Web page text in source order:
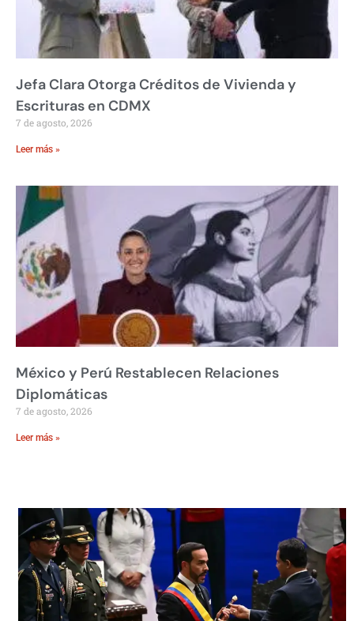
Jefa Clara Otorga Créditos de Vivienda y
Escrituras en CDMX
7 de agosto, 2026
Leer más »
México y Perú Restablecen Relaciones
Diplomáticas
7 de agosto, 2026
Leer más »